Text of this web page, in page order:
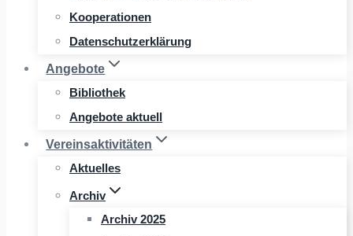
Kooperationen
Datenschutzerklärung
Angebote
Bibliothek
Angebote aktuell
Vereinsaktivitäten
Aktuelles
Archiv
Archiv 2025